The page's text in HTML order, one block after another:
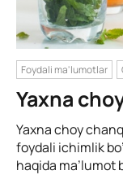
Foydali ma'lumotlar
Yaxna
Yaxna choy
foydali ichimlik
haqida ma’lumot